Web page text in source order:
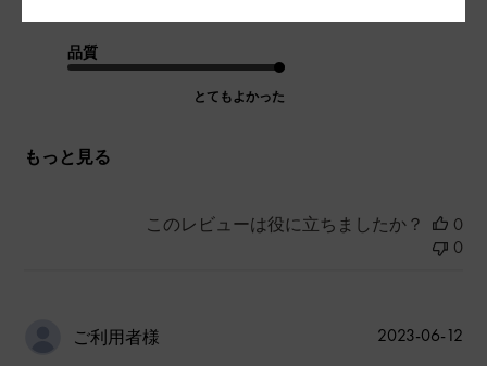
品質
とてもよかった
もっと見る
このレビューは役に立ちましたか？
0
0
ご利用者様
公
2023-06-12